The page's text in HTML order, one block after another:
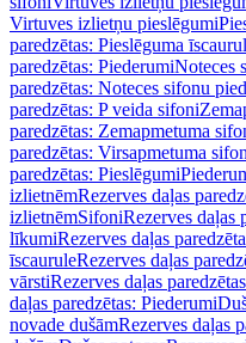
Virtuves izlietņu pieslēgumi
paredzētas: Pieslēguma
paredzētas: PiederumiNoteces
paredzētas: Noteces sifonu
paredzētas: P veida sifoni
paredzētas: Zemapmetuma
paredzētas: Virsapmetuma
paredzētas: Pieslēgumi
izlietnēmRezerves daļas
izlietnēmSifoniRezerves daļas
līkumiRezerves daļas
īscauruleRezerves daļas
vārstiRezerves daļas
daļas paredzētas: Piederumi
novade dušāmRezerves daļas